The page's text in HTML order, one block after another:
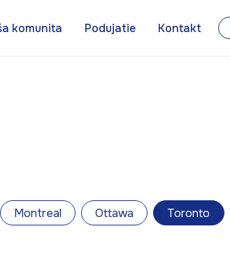
komunita Podujatie Kontakt
Montreal Ottawa Toronto